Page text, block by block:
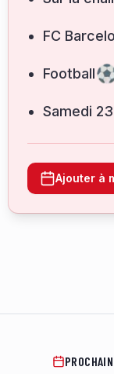
FC
Football
samedi
Ajouter à